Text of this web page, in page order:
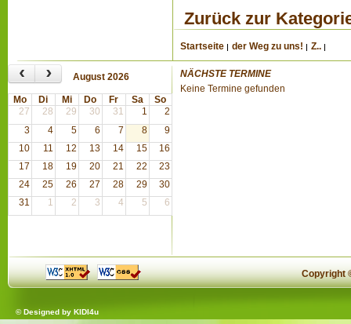
Zurück zur
Startseite der Weg zu uns! Z..
‹ › August 2026
Mo Di Mi Do Fr Sa
So
27
28 29 30 31 1
2
3
4 5 6 7 8
9
10
11 12 13 14 15
16
17
18 19 20 21 22
23
24
25 26 27 28 29
30
31
1 2 3 4 5 6
NÄCHSTE TERMINE
Keine Termine gefunden
Copyright
© Designed by KIDI4u